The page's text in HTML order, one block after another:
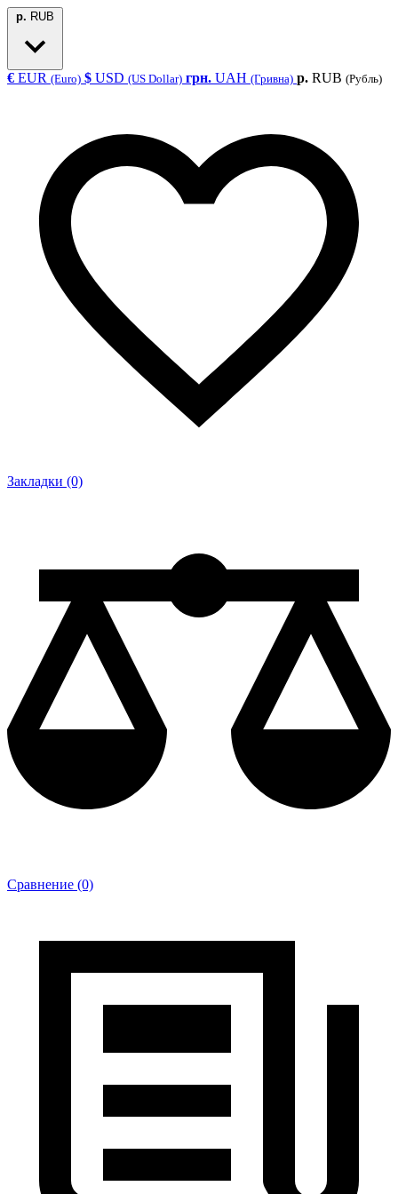
р. RUB
€ EUR (Euro) $ USD (US Dollar) грн. UAH (Гривна) р. RUB (Рубль)
Закладки (0)
Сравнение (0)